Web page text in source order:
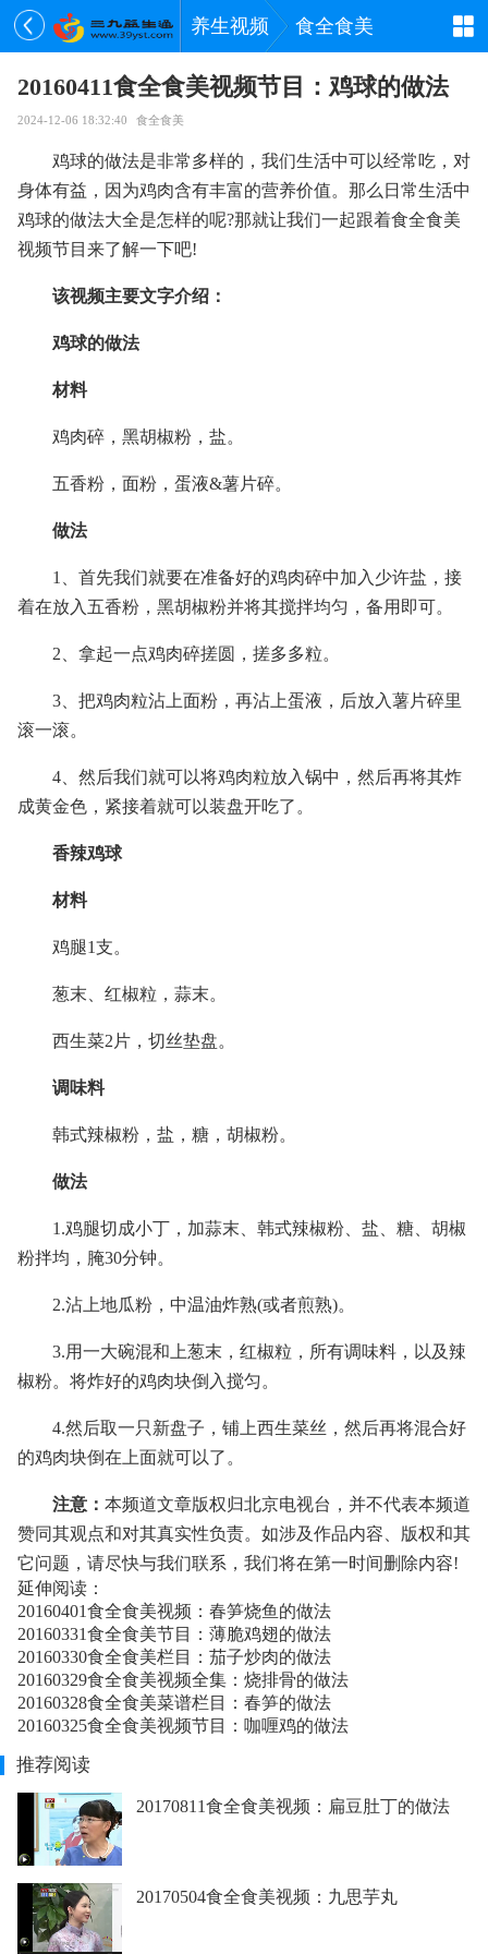
养生视频 食全食美
20160411食全食美视频节目：鸡球的做法
2024-12-06 18:32:40 食全食美
鸡球的做法是非常多样的，我们生活中可以经常吃，对
身体有益，因为鸡肉含有丰富的营养价值。那么日常生活中
鸡球的做法大全是怎样的呢?那就让我们一起跟着食全食美
视频节目来了解一下吧!
该视频主要文字介绍：
鸡球的做法
材料
鸡肉碎，黑胡椒粉，盐。
五香粉，面粉，蛋液&薯片碎。
做法
1、首先我们就要在准备好的鸡肉碎中加入少许盐，接
着在放入五香粉，黑胡椒粉并将其搅拌均匀，备用即可。
2、拿起一点鸡肉碎搓圆，搓多多粒。
3、把鸡肉粒沾上面粉，再沾上蛋液，后放入薯片碎里
滚一滚。
4、然后我们就可以将鸡肉粒放入锅中，然后再将其炸
成黄金色，紧接着就可以装盘开吃了。
香辣鸡球
材料
鸡腿1支。
葱末、红椒粒，蒜末。
西生菜2片，切丝垫盘。
调味料
韩式辣椒粉，盐，糖，胡椒粉。
做法
1.鸡腿切成小丁，加蒜末、韩式辣椒粉、盐、糖、胡椒
粉拌均，腌30分钟。
2.沾上地瓜粉，中温油炸熟(或者煎熟)。
3.用一大碗混和上葱末，红椒粒，所有调味料，以及辣
椒粉。将炸好的鸡肉块倒入搅匀。
4.然后取一只新盘子，铺上西生菜丝，然后再将混合好
的鸡肉块倒在上面就可以了。
注意： 本频道文章版权归北京电视台，并不代表本频道
赞同其观点和对其真实性负责。如涉及作品内容、版权和其
它问题，请尽快与我们联系，我们将在第一时间删除内容!
延伸阅读：
20160401食全食美视频：春笋烧鱼的做法
20160331食全食美节目：薄脆鸡翅的做法
20160330食全食美栏目：茄子炒肉的做法
20160329食全食美视频全集：烧排骨的做法
20160328食全食美菜谱栏目：春笋的做法
20160325食全食美视频节目：咖喱鸡的做法
推荐阅读
20170811食全食美视频：扁豆肚丁的做法
20170504食全食美视频：九思芋丸